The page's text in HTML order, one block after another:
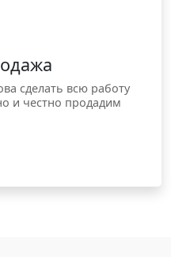
сделать всю работу
и честно продадим